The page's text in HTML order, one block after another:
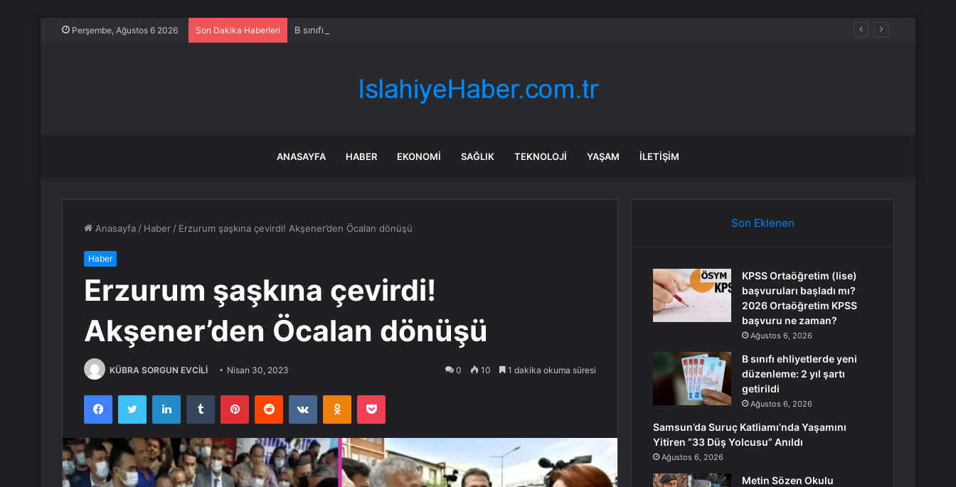
Perşembe, Ağustos 6 2026 Son Dakika Haberleri B sınıfı ehliyetlerde yeni düzenleme: 2 yıl şartı getirildi
ANASAYFA HABER EKONOMI SAĞLIK TEKNOLOJI YAŞAM İLETIŞIM
Anasayfa / Haber / Erzurum şaşkına çevirdi! Akşener’den Öcalan dönüşü
Haber
Erzurum şaşkına çevirdi!
Akşener’den Öcalan dönüşü
KÜBRA SORGUN EVCİLİ Nisan 30, 2023 0 10 1 dakika okuma süresi
FacebookTwitter LinkedInTumblr PinterestReddit VKontakteOdnoklassniki
Pocket
Son Eklenen
KPSS Ortaöğretim (lise)
başvuruları başladı mı?
2026 Ortaöğretim KPSS
başvuru ne zaman?
Ağustos 6, 2026
B sınıfı ehliyetlerde yeni
düzenleme: 2 yıl şartı
getirildi
Ağustos 6, 2026
Samsun’da Suruç Katliamı’nda Yaşamını
Yitiren “33 Düş Yolcusu” Anıldı
Ağustos 6, 2026
Metin Sözen Okulu